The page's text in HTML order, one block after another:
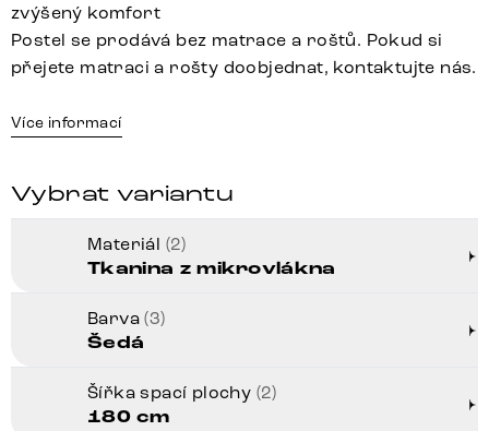
zvýšený komfort
Postel se prodává bez matrace a roštů. Pokud si
přejete matraci a rošty doobjednat, kontaktujte nás.
Více informací
Vybrat variantu
Materiál (2)
Tkanina z mikrovlákna
Barva(3)
Šedá
Šířka spací plochy (2)
180 cm